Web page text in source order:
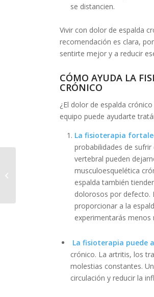
se distancien.
Vivir con dolor de espalda
recomendación es clara,
sentirte mejor y a reducir
CÓMO AYUDA LA
CRÓNICO
¿El dolor de espalda
equipo puede ayudarte
La fisioterapia
probabilidades de
vertebral pueden
musculoesquelética
espalda también
dolorosos por defecto.
proporcionar a la
experimentarás
La fisioterapia puede
crónico. La artritis, los
molestias constantes.
circulación y reducir la
fisioterapia pediátrica
a hijos hiperactivos.